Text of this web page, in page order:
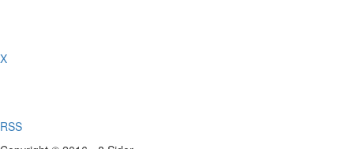
X
RSS